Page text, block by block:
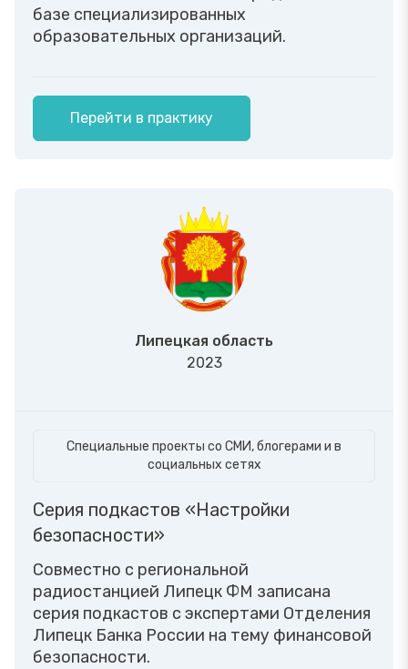
базе специализированных
образовательных организаций.
Перейти в практику
Липецкая область
2023
Специальные проекты со СМИ, блогерами и в
социальных сетях
Серия подкастов «Настройки
безопасности»
Совместно с региональной
радиостанцией Липецк ФМ записана
серия подкастов с экспертами Отделения
Липецк Банка России на тему финансовой
безопасности.